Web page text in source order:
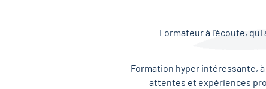
Formateur à l’écoute,
Formation hyper intéressante,
attentes et expériences